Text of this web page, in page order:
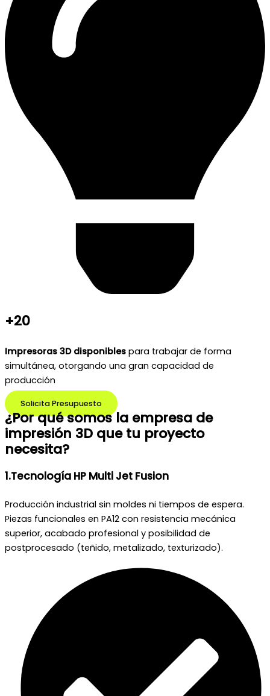
+20
Impresoras 3D disponibles para trabajar de forma
simultánea, otorgando una gran capacidad de
producción
Solicita Presupuesto
¿Por qué somos la empresa de
impresión 3D que tu proyecto
necesita?
1.Tecnología HP Multi Jet Fusion
Producción industrial sin moldes ni tiempos de espera.
Piezas funcionales en PA12 con resistencia mecánica
superior, acabado profesional y posibilidad de
postprocesado (teñido, metalizado, texturizado).